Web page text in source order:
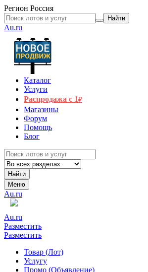
Регион Россия
Найти
Au.ru
Каталог
Услуги
Распродажа с 1₽
Магазины
Форум
Помощь
Блог
Найти
Меню
Au.ru
Au.ru
Разместить
Разместить
Товар (Лот)
Услугу
Промо (Объявление)